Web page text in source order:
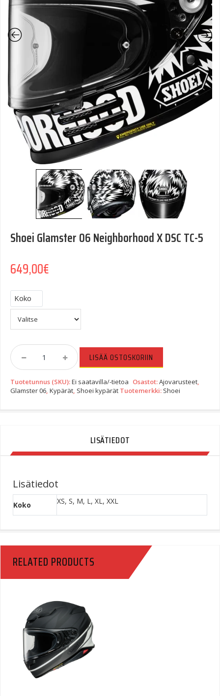
Shoei Glamster 06 Neighborhood X DSC TC-5
649,00€
Koko
Shoei
Glamster
Neighborhood
X
LISÄÄ OSTOSKORIIN
Tuotetunnus (SKU):Ei saatavilla/-tietoa Osastot:Ajovarusteet,
Glamster 06, Kypärät, Shoei kypärät Tuotemerkki: Shoei
LISÄTIEDOT
Lisätiedot
Koko XS, S, M, L, XL, XXL
RELATED PRODUCTS